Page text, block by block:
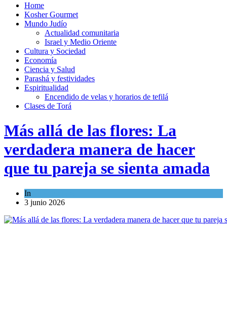
Home
Kosher Gourmet
Mundo Judío
Actualidad comunitaria
Israel y Medio Oriente
Cultura y Sociedad
Economía
Ciencia y Salud
Parashá y festividades
Espiritualidad
Encendido de velas y horarios de tefilá
Clases de Torá
Más allá de las flores: La
verdadera manera de hacer
que tu pareja se sienta amada
In
3 junio 2026